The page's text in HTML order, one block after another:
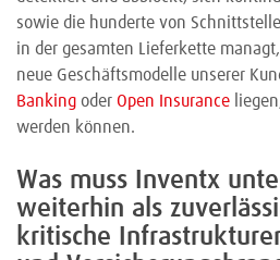
sowie die hunderte von
in der gesamten Lieferkette
neue Geschäftsmodelle unserer
Banking oder Open Insurance
werden können.
Was muss Inventx
weiterhin als
kritische